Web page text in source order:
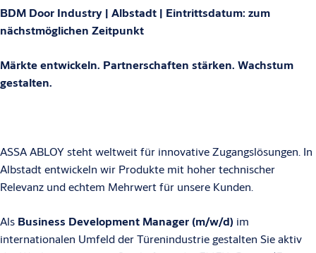
BDM Door Industry | Albstadt | Eintrittsdatum: zum
nächstmöglichen Zeitpunkt
Märkte entwickeln. Partnerschaften stärken. Wachstum
gestalten.
ASSA ABLOY steht weltweit für innovative Zugangslösungen. In
Albstadt entwickeln wir Produkte mit hoher technischer
Relevanz und echtem Mehrwert für unsere Kunden.
Als Business Development Manager (m/w/d) im
internationalen Umfeld der Türenindustrie gestalten Sie aktiv